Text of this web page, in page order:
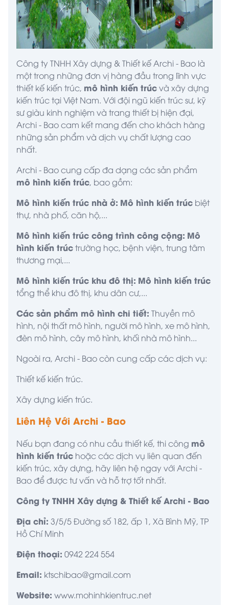
Công ty TNHH Xây dựng & Thiết kếArchi - Bao là
một trong những đơn vị hàng đầu trong lĩnh vực
thiết kế kiến trúc, mô hình kiến trúcvà xây dựng
kiến trúc tại Việt Nam. Với đội ngũ kiến trúc sư, kỹ
sư giàu kinh nghiệm và trang thiết bị hiện đại,
Archi - Baocam kết mang đến cho khách hàng
những sản phẩm và dịch vụ chất lượng cao
nhất.
Archi - Bao cung cấp đa dạng các sản phẩm
mô hình kiến trúc, bao gồm:
Mô hình kiến trúc nhà ở: Mô hình kiến trúc biệt
thự, nhà phố, căn hộ,...
Mô hình kiến trúc công trình công cộng: Mô
hình kiến trúctrường học, bệnh viện, trung tâm
thương mại,...
Mô hình kiến trúc khu đô thị: Mô hình kiến trúc
tổng thể khu đô thị, khu dân cư,...
Các sản phẩm mô hình chi tiết: Thuyền mô
hình, nội thất mô hình, người mô hình, xe mô hình,
đèn mô hình, cây mô hình, khối nhà mô hình...
Ngoài ra, Archi - Bao còn cung cấp các dịch vụ:
Thiết kế kiến trúc.
Xây dựng kiến trúc.
Liên Hệ Với Archi - Bao
Nếu bạn đang có nhu cầu thiết kế, thi công mô
hình kiến trúc hoặc các dịch vụ liên quan đến
kiến trúc, xây dựng, hãy liên hệ ngay với Archi -
Baođể được tư vấn và hỗ trợ tốt nhất.
Công ty TNHH Xây dựng & Thiết kế Archi - Bao
Địa chỉ: 3/5/5 Đường số 182, ấp 1, Xã Bình Mỹ, TP
Hồ Chí Minh
Điện thoại: 0942 224 554
Email: ktschibao@gmail.com
Website: www.mohinhkientruc.net